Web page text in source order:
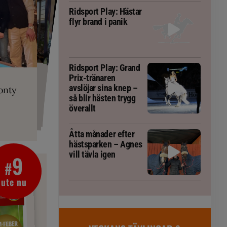
är allt
fång
blivit
tränaren
#9
ute nu
Ridsport Play: Hästar
flyr brand i panik
Ridsport Play: Grand
Prix-tränaren
avslöjar sina knep –
så blir hästen trygg
överallt
Åtta månader efter
hästsparken – Agnes
vill tävla igen